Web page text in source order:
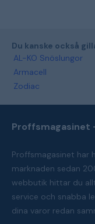
Du kanske också
AL-KO Snöslungor
Armacell
Zodiac
Proffsmagasinet
Proffsmagasinet har
marknaden sedan
webbutik hittar du
service och snabba
dina varor redan